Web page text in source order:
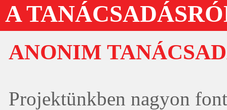
A
ANONIM
Projektünkben nagyon